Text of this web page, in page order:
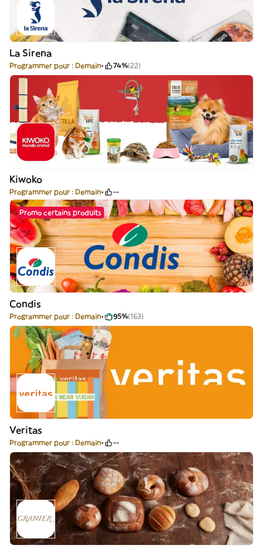
La Sirena
Programmer pour : Demain 74%(22)
Kiwoko
Programmer pour : Demain --
Promo certains produits
Condis
Programmer pour : Demain 95%(163)
Veritas
Programmer pour : Demain --